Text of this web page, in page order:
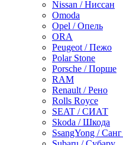
Nissan / Ниссан
Omoda
Opel / Опель
ORA
Peugeot / Пежо
Polar Stone
Porsche / Порше
RAM
Renault / Рено
Rolls Royce
SEAT / СИАТ
Skoda / Шкода
SsangYong /